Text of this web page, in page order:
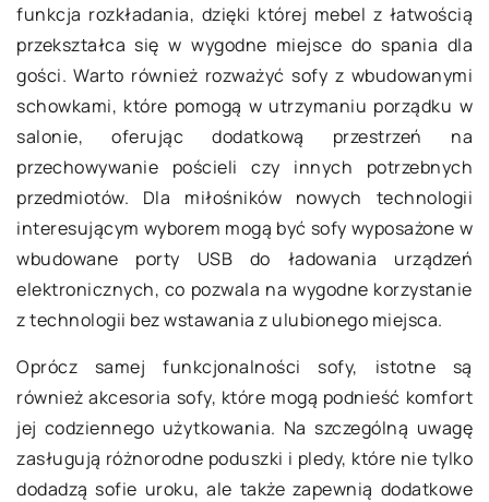
funkcja rozkładania, dzięki której mebel z łatwością
przekształca się w wygodne miejsce do spania dla
gości. Warto również rozważyć sofy z wbudowanymi
schowkami, które pomogą w utrzymaniu porządku w
salonie, oferując dodatkową przestrzeń na
przechowywanie pościeli czy innych potrzebnych
przedmiotów. Dla miłośników nowych technologii
interesującym wyborem mogą być sofy wyposażone w
wbudowane porty USB do ładowania urządzeń
elektronicznych, co pozwala na wygodne korzystanie
z technologii bez wstawania z ulubionego miejsca.
Oprócz samej funkcjonalności sofy, istotne są
również akcesoria sofy, które mogą podnieść komfort
jej codziennego użytkowania. Na szczególną uwagę
zasługują różnorodne poduszki i pledy, które nie tylko
dodadzą sofie uroku, ale także zapewnią dodatkowe